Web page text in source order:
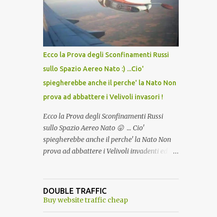
lo scopo della temperatura? Qualcuno a suo
tempo ribattezzo' il Vaccino come: l' Amaro
del Capo, era "spettacolare Ghiacciato, ma
andava bene anche, a Temperatura
Ambiente"! Riproponiamo l'articolo per NON
Ecco la Prova degli Sconfinamenti Russi
sullo Spazio Aereo Nato :) ...Cio'
spiegherebbe anche il perche' la Nato Non
prova ad abbattere i Velivoli invasori !
Ecco la Prova degli Sconfinamenti Russi
sullo Spazio Aereo Nato 😛 ... Cio'
spiegherebbe anche il perche' la Nato Non
prova ad abbattere i Velivoli invadenti ed
alcuna notizia di un'invasione dello spazio
aereo NATO da parte di un robot chiamato
DOUBLE TRAFFIC
Buy website traffic cheap